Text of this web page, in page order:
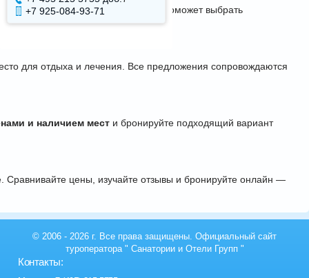
+7 925-084-93-71
+7 925-084-93-70
сервиса и расположение. Это поможет выбрать
для отдыха и лечения. Все предложения сопровождаются
и наличием мест и бронируйте подходящий вариант
Сравнивайте цены, изучайте отзывы и бронируйте онлайн —
© 2006 - 2026 г. Все права защищены. Официальный сайт
туроператора " Санатории и Отели Групп "
Контакты: